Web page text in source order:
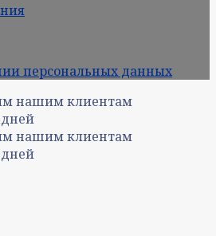
персональных данных
нашим клиентам
дней
нашим клиентам
дней